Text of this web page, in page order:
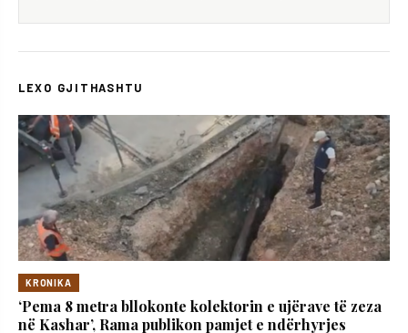
LEXO GJITHASHTU
KRONIKA
‘Pema 8 metra bllokonte kolektorin e ujërave të zeza
në Kashar’, Rama publikon pamjet e ndërhyrjes